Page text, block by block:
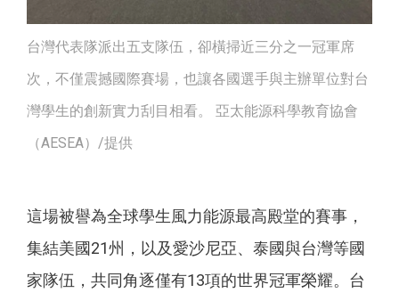
台灣代表隊派出五支隊伍，卻橫掃近三分之一冠軍席
次，不僅震撼國際賽場，也讓各國選手與主辦單位對台
灣學生的創新實力刮目相看。 亞太能源科學教育協會
（AESEA）/提供
這場被譽為全球學生風力能源最高殿堂的賽事，
集結美國21州，以及愛沙尼亞、泰國與台灣等國
家隊伍，共同角逐僅有13項的世界冠軍榮耀。台